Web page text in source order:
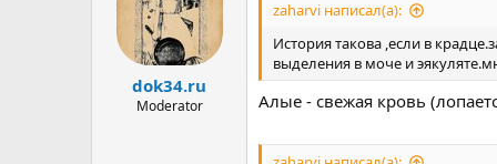
положительно(тремор
помощью катетера и
усиливается,другой зделает-
ногами ,качание пресса
венарусом в дозировке 500(по
доктор,я зделал вывод что у
dok34.ru
Moderator
zaharvi написал(а):
История такова ,если в
выделения в моче и
Алые - свежая кровь